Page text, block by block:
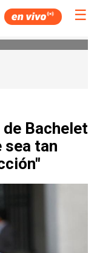
☰
Bachelet
sea tan